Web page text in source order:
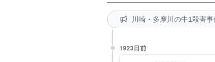
川崎・多摩川の中1殺害事
1923日前